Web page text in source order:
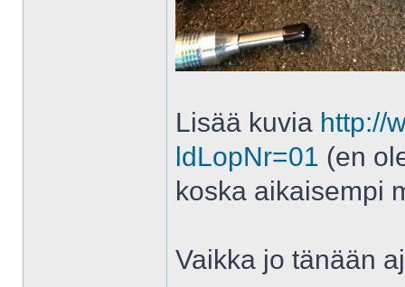
Lisää kuvia http://
ldLopNr=01 (en
koska aikaisempi
Vaikka jo tänään